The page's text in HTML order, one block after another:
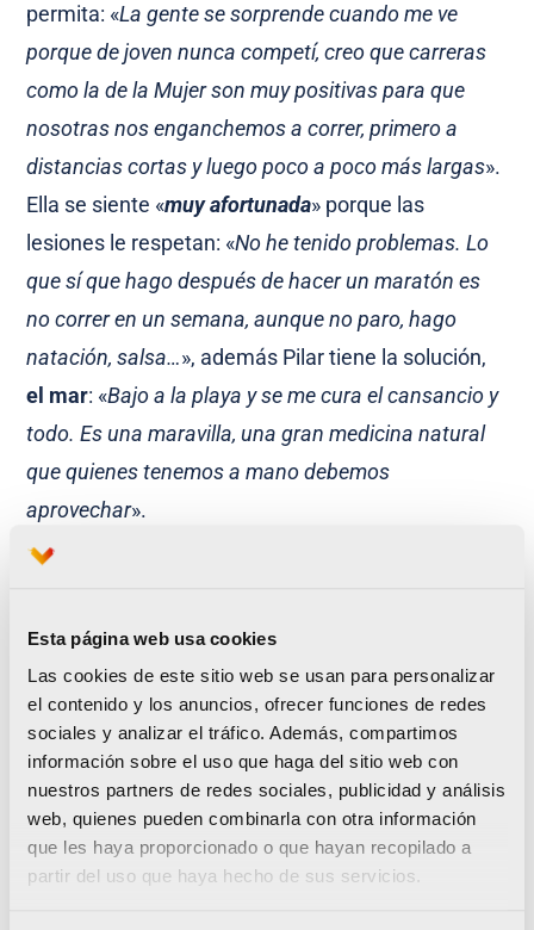
Esta página web usa cookies
Las cookies de este sitio web se usan para personalizar
el contenido y los anuncios, ofrecer funciones de redes
sociales y analizar el tráfico. Además, compartimos
información sobre el uso que haga del sitio web con
nuestros partners de redes sociales, publicidad y análisis
web, quienes pueden combinarla con otra información
que les haya proporcionado o que hayan recopilado a
partir del uso que haya hecho de sus servicios.
permita: «La gente se sorprende cuando me ve
porque de joven nunca competí, creo que carreras
como la de la Mujer son muy positivas para que
nosotras nos enganchemos a correr, primero a
distancias cortas y luego poco a poco más largas».
Ella se siente «muy afortunada» porque las
lesiones le respetan: «No he tenido problemas. Lo
que sí que hago después de hacer un maratón es
no correr en un semana, aunque no paro, hago
natación, salsa…», además Pilar tiene la solución,
el mar: «Bajo a la playa y se me cura el cansancio y
todo. Es una maravilla, una gran medicina natural
que quienes tenemos a mano debemos
aprovechar».
*Historia publicada originalmente en el
diario Las Provincias.
Puedes descubrir todas las Historias de
42.195KM en
este enlace